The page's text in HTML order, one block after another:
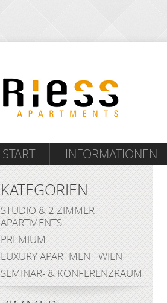
START INFORMATIONEN
KATEGORIEN
STUDIO & 2 ZIMMER
APARTMENTS
PREMIUM
LUXURY APARTMENT WIEN
SEMINAR- & KONFERENZRAUM